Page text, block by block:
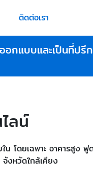
ติดต่อเรา
อกแบบและเป็นที่ปรึ
ลน์
โดยเฉพาะ อาคารสูง
งหวัดใกล้เคียง